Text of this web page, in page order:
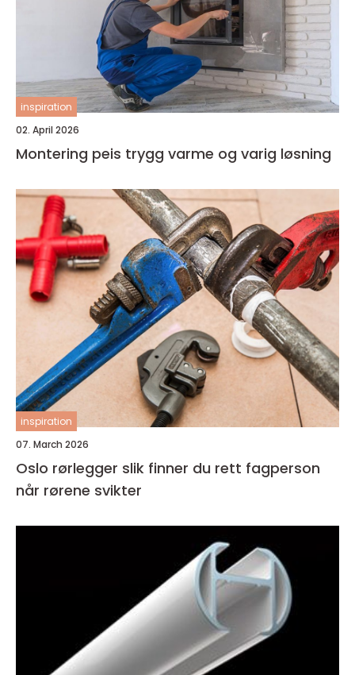
inspiration
02. April 2026
Montering peis trygg varme og varig løsning
inspiration
07. March 2026
Oslo rørlegger slik finner du rett fagperson
når rørene svikter